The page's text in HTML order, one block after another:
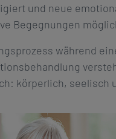
und neue
Begegnungen
während
körperlich, seelisch